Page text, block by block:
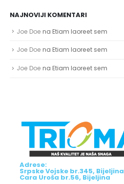
NAJNOVIJI KOMENTARI
Joe Doe na Etiam laoreet sem
Joe Doe na Etiam laoreet sem
Joe Doe na Etiam laoreet sem
Adrese:
Srpske Vojske br.345, Bijeljina
Cara Uroša br.56, Bijeljina